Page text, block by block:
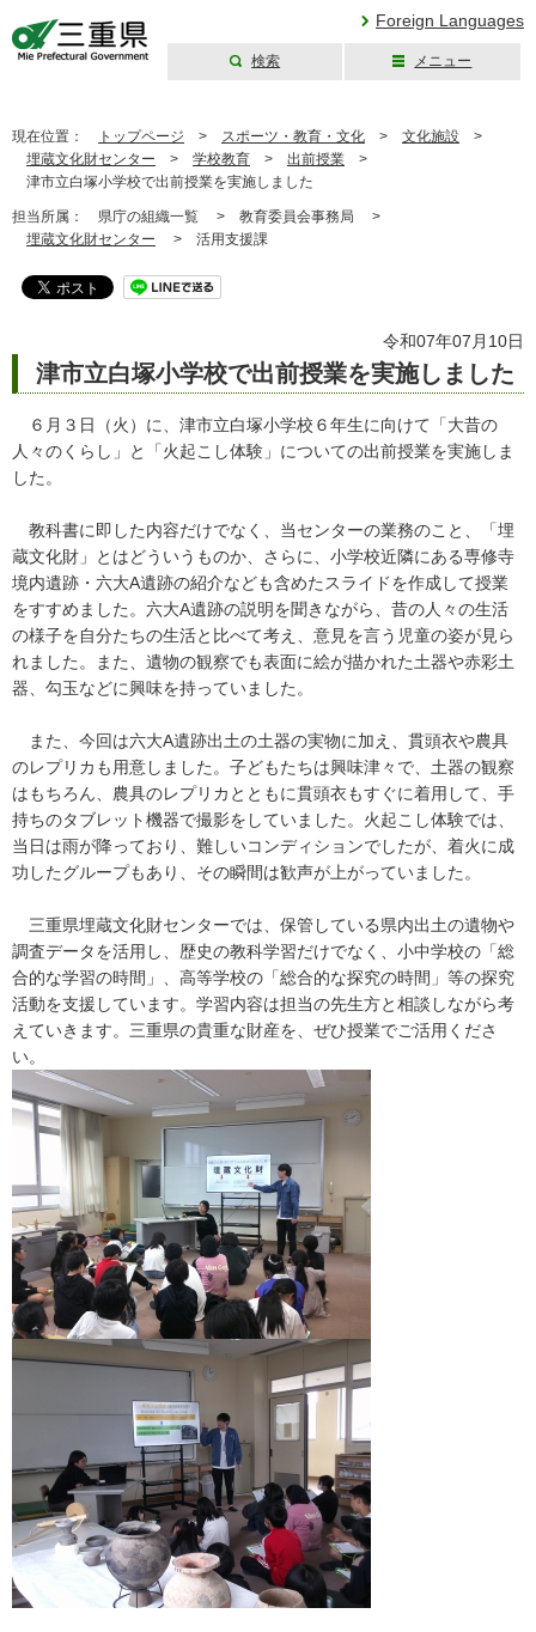
Foreign Languages
検索 メニュー
現在位置： トップページ > スポーツ・教育・文化 > 文化施設 >
埋蔵文化財センター > 学校教育 > 出前授業 >
津市立白塚小学校で出前授業を実施しました
担当所属： 県庁の組織一覧 > 教育委員会事務局 >
埋蔵文化財センター > 活用支援課
令和07年07月10日
津市立白塚小学校で出前授業を実施しました
６月３日（火）に、津市立白塚小学校６年生に向けて「大昔の
人々のくらし」と「火起こし体験」についての出前授業を実施しま
した。
教科書に即した内容だけでなく、当センターの業務のこと、「埋
蔵文化財」とはどういうものか、さらに、小学校近隣にある専修寺
境内遺跡・六大A遺跡の紹介なども含めたスライドを作成して授業
をすすめました。六大A遺跡の説明を聞きながら、昔の人々の生活
の様子を自分たちの生活と比べて考え、意見を言う児童の姿が見ら
れました。また、遺物の観察でも表面に絵が描かれた土器や赤彩土
器、勾玉などに興味を持っていました。
また、今回は六大A遺跡出土の土器の実物に加え、貫頭衣や農具
のレプリカも用意しました。子どもたちは興味津々で、土器の観察
はもちろん、農具のレプリカとともに貫頭衣もすぐに着用して、手
持ちのタブレット機器で撮影をしていました。火起こし体験では、
当日は雨が降っており、難しいコンディションでしたが、着火に成
功したグループもあり、その瞬間は歓声が上がっていました。
三重県埋蔵文化財センターでは、保管している県内出土の遺物や
調査データを活用し、歴史の教科学習だけでなく、小中学校の「総
合的な学習の時間」、高等学校の「総合的な探究の時間」等の探究
活動を支援しています。学習内容は担当の先生方と相談しながら考
えていきます。三重県の貴重な財産を、ぜひ授業でご活用くださ
い。